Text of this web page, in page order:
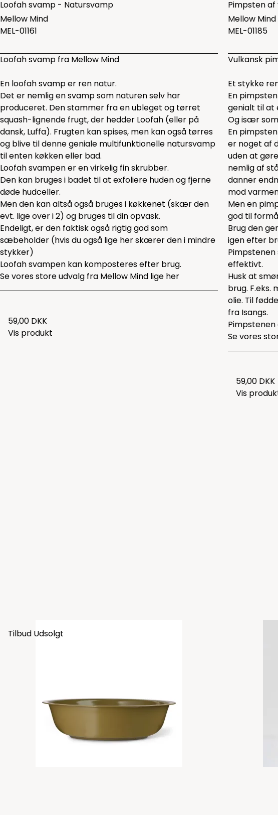
Loofah svamp - Natursvamp
Mellow Mind
MEL-01161
Loofah svamp fra Mellow Mind
En loofah svamp er ren natur.
Det er nemlig en svamp som naturen selv har
produceret. Den stammer fra en ubleget og tørret
squash-lignende frugt, der hedder Loofah (eller på
dansk, Luffa). Frugten kan spises, men kan også tørres
og blive til denne geniale multifunktionelle natursvamp
til enten køkken eller bad.
Loofah svampen er en virkelig fin skrubber.
Den kan bruges i badet til at exfoliere huden og fjerne
døde hudceller.
Men den kan altså også bruges i køkkenet (skær den
evt. lige over i 2) og bruges til din opvask.
Endeligt, er den faktisk også rigtig god som
sæbeholder (hvis du også lige her skærer den i mindre
stykker)
Loofah svampen kan komposteres efter brug.
Se vores store udvalg fra Mellow Mind lige her
59,00 DKK
Vis produkt
Pimpsten af
Mellow Mind
MEL-01185
Vulkansk
Et stykke
En
genialt til at
Og især
En
er noget af
uden at
nemlig af
danner
mod
Men en
god til
Brug den
igen efter
effektivt.
Husk at
brug. F.eks.
olie. Til
fra Isangs.
Se vores
59,00 DKK
Vis
Tilbud Udsolgt